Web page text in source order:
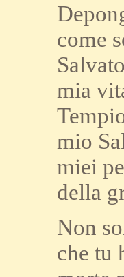
come
mia
mio
miei
della
Non
che tu